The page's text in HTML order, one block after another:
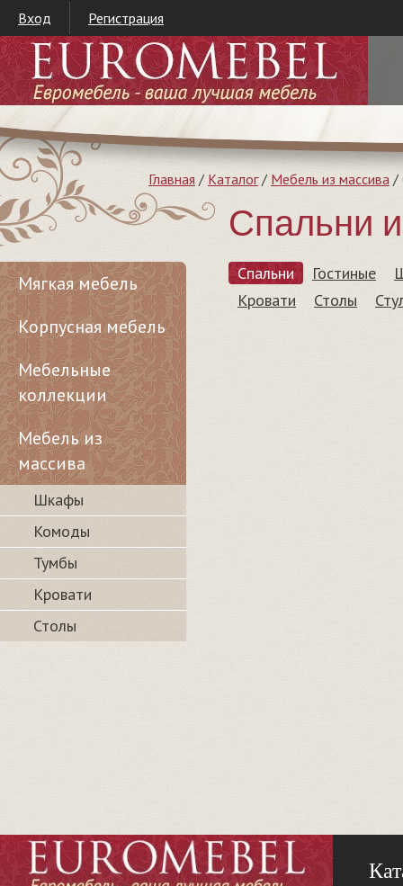
Вход Регистрация
Главная / Каталог/ Мебель из массива /
Спальни
Спальни Гостиные
Кровати
Столы
Мягкая мебель
Корпусная мебель
Мебельные
коллекции
Мебель из
массива
Шкафы
Комоды
Тумбы
Кровати
Столы